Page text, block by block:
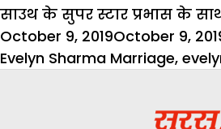
साउथ के सुपर स्टार प्रभास के
Posted
on
October 9, 2019October 9,
Evelyn Sharma Marriage,